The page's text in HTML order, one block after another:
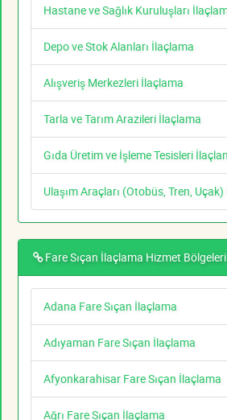
Hastane ve Sağlık Kuruluşları
Depo ve Stok Alanları İlaçlama
Alışveriş Merkezleri İlaçlama
Tarla ve Tarım Arazileri İlaçlama
Gıda Üretim ve İşleme Tesisleri
Ulaşım Araçları (Otobüs, Tren,
Fare Sıçan İlaçlama Hizmet Bölgeleri
Adana Fare Sıçan İlaçlama
Adıyaman Fare Sıçan İlaçlama
Afyonkarahisar Fare Sıçan İlaçlama
Ağrı Fare Sıçan İlaçlama